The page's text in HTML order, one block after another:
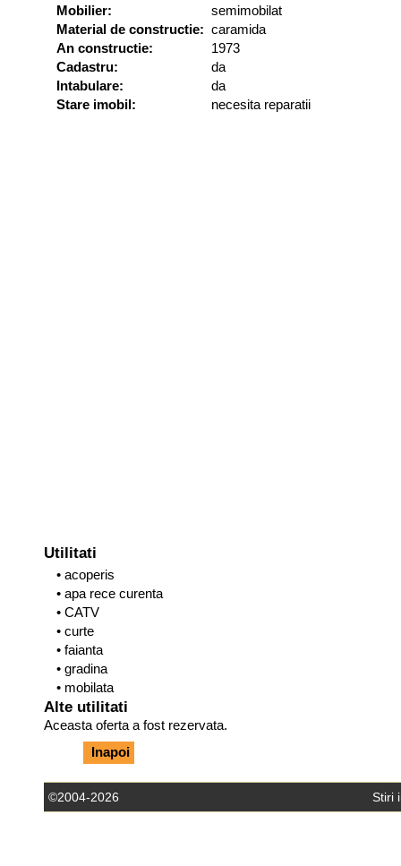
Mobilier:
semimobilat
Material de constructie: caramida
An constructie:
1973
Cadastru:
da
Intabulare:
da
Stare imobil:
necesita reparatii
Utilitati
• acoperis
• apa rece curenta
• CATV
• curte
• faianta
• gradina
• mobilata
Alte utilitati
Aceasta oferta a fost rezervata.
Inapoi
©2004-2026 Stiri